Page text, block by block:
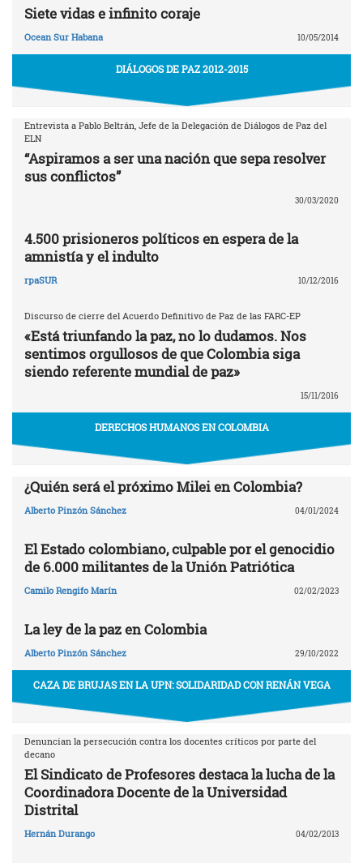
Siete vidas e infinito coraje
Ocean Sur Habana 10/05/2014
DIÁLOGOS DE PAZ 2012-2015
Entrevista a Pablo Beltrán, Jefe de la Delegación de Diálogos de Paz del
ELN
“Aspiramos a ser una nación que sepa resolver
sus conflictos”
30/03/2020
4.500 prisioneros políticos en espera de la
amnistía y el indulto
rpaSUR 10/12/2016
Discurso de cierre del Acuerdo Definitivo de Paz de las FARC-EP
«Está triunfando la paz, no lo dudamos. Nos
sentimos orgullosos de que Colombia siga
siendo referente mundial de paz»
15/11/2016
DERECHOS HUMANOS EN COLOMBIA
¿Quién será el próximo Milei en Colombia?
Alberto Pinzón Sánchez 04/01/2024
El Estado colombiano, culpable por el genocidio
de 6.000 militantes de la Unión Patriótica
Camilo Rengifo Marín 02/02/2023
La ley de la paz en Colombia
Alberto Pinzón Sánchez 29/10/2022
CAZA DE BRUJAS EN LA UPN: SOLIDARIDAD CON RENÁN VEGA
Denuncian la persecución contra los docentes críticos por parte del
decano
El Sindicato de Profesores destaca la lucha de la
Coordinadora Docente de la Universidad
Distrital
Hernán Durango 04/02/2013